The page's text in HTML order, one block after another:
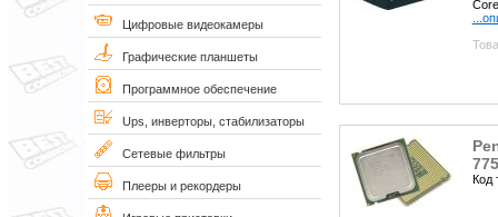
Цифровые видеокамеры
Графические планшеты
Программное обеспечение
Ups, инверторы, стабилизаторы
Сетевые фильтры
Плееры и рекордеры
Код